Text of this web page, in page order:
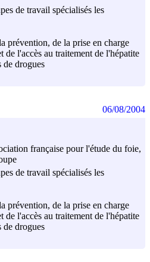
de travail spécialisés les
prévention, de la prise en charge
de l'accès au traitement de l'hépatite
de drogues
française pour l'étude du foie,
de travail spécialisés les
prévention, de la prise en charge
de l'accès au traitement de l'hépatite
de drogues
06/08/2004